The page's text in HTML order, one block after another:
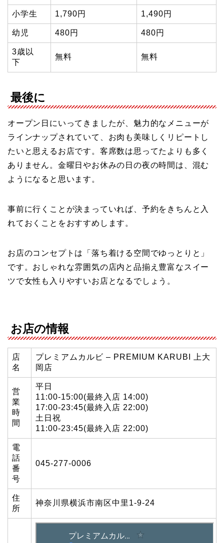
小学生 1,790円 1,490円
幼児 480円 480円
3歳以
下
無料 無料
最後に
オープン日にいってきましたが、魅力的なメニューが
ラインナップされていて、お肉も美味しくリピートし
たいと思えるお店です。客席数は思ってたよりも多く
ありません。金曜日やお休みの日の夜の時間は、混む
ようになると思います。
事前に行くことが決まっていれば、予約をきちんと入
れておくことをおすすめします。
お店のコンセプトは「落ち着ける空間でゆっとりと」
です。おしゃれな雰囲気の店内と品揃え豊富なスイー
ツで女性も入りやすいお店となるでしょう。
お店の情報
店
名
プレミアムカルビ – PREMIUM KARUBI 上大
岡店
営
業
時
間
平日
11:00-15:00(最終入店 14:00)
17:00-23:45(最終入店 22:00)
土日祝
11:00-23:45(最終入店 22:00)
電
話
番
号
045-277-0006
住
所
神奈川県横浜市南区中里1-9-24